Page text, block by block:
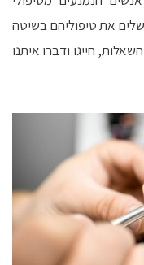
את טיפוליהם בשיטה
חייגו ודברו איתנו